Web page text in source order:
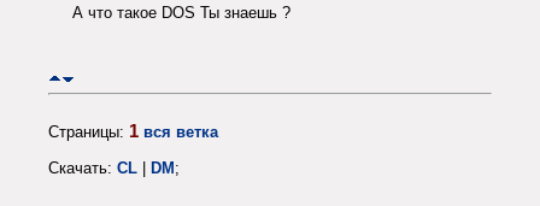
А что такое DOS Ты знаешь ?
Страницы: 1 вся ветка
Скачать: CL | DM;